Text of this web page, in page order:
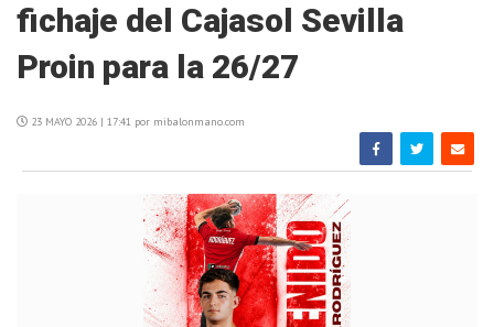
fichaje del Cajasol Sevilla
Proin para la 26/27
23 MAYO 2026 | 17:41 por mibalonmano.com